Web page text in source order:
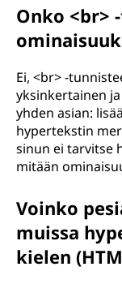
Onko <br>
Ei, <br> -
yksinkertainen
yhden asian:
hypertekstin
sinun ei tarvitse
mitään
Voinko
muissa
kielen